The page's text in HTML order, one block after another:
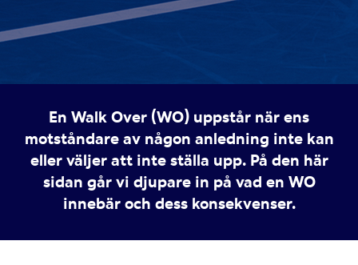
En Walk Over (WO) uppstår när ens
motståndare av någon anledning inte kan
eller väljer att inte ställa upp. På den här
sidan går vi djupare in på vad en WO
innebär och dess konsekvenser.